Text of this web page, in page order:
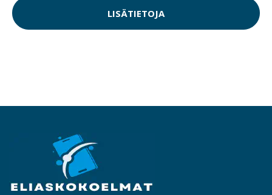
LISÄTIETOJA